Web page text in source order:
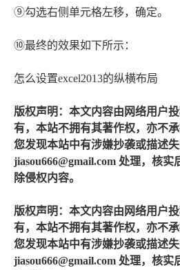
⑨勾选右侧单元格左移，确定。
⑩最终的效果如下所示：
怎么设置excel2013的纵横布局
版权声明：本文内容由网络用户
有，本站不拥有其著作权，亦不
您发现本站中有涉嫌抄袭或描述
jiasou666@gmail.com 处理，核实
除侵权内容。
版权声明：本文内容由网络用户
有，本站不拥有其著作权，亦不
您发现本站中有涉嫌抄袭或描述
jiasou666@gmail.com 处理，核实